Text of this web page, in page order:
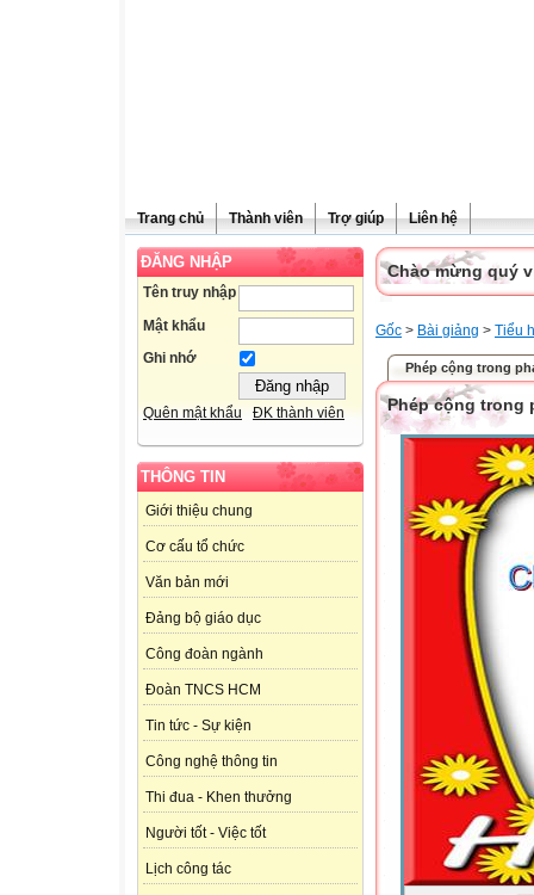
Trang chủ Thành viên Trợ giúp Liên hệ
ĐĂNG NHẬP
Tên truy nhập
Mật khẩu
Ghi nhớ
Quên mật khẩu ĐK thành viên
THÔNG TIN
Giới thiệu chung
Cơ cấu tổ chức
Văn bản mới
Đảng bộ giáo dục
Công đoàn ngành
Đoàn TNCS HCM
Tin tức - Sự kiện
Công nghệ thông tin
Thi đua - Khen thưởng
Người tốt - Việc tốt
Lịch công tác
Chào mừng quý
Gốc > Bài giảng > Tiểu
Phép cộng trong
Phép cộng trong